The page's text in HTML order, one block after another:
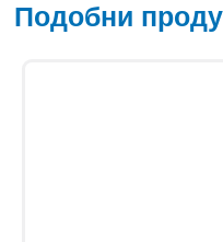
Подобни